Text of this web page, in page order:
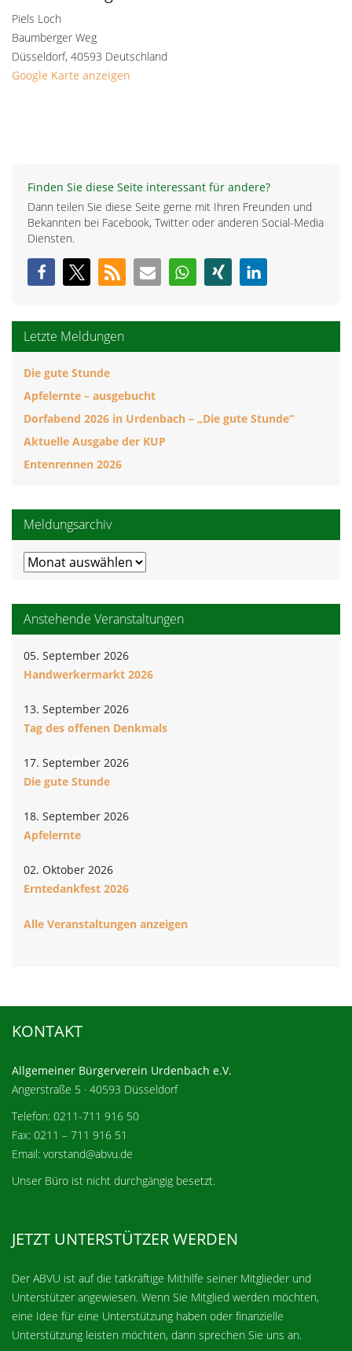
Piels Loch
Baumberger Weg
Düsseldorf, 40593 Deutschland
Google Karte anzeigen
Finden Sie diese Seite interessant für andere?
Dann teilen Sie diese Seite gerne mit Ihren Freunden und
Bekannten bei Facebook, Twitter oder anderen Social-Media
Diensten.
Letzte Meldungen
Die gute Stunde
Apfelernte – ausgebucht
Dorfabend 2026 in Urdenbach – „Die gute Stunde“
Aktuelle Ausgabe der KUP
Entenrennen 2026
Meldungsarchiv
Meldungsarchiv
Anstehende Veranstaltungen
05. September 2026
Handwerkermarkt 2026
13. September 2026
Tag des offenen Denkmals
17. September 2026
Die gute Stunde
18. September 2026
Apfelernte
02. Oktober 2026
Erntedankfest 2026
Alle Veranstaltungen anzeigen
KONTAKT
Allgemeiner Bürgerverein Urdenbach e.V.
Angerstraße 5 · 40593 Düsseldorf
Telefon: 0211-711 916 50
Fax: 0211 – 711 916 51
Email: vorstand@abvu.de
Unser Büro ist nicht durchgängig besetzt.
JETZT UNTERSTÜTZER WERDEN
Der ABVU ist auf die tatkräftige Mithilfe seiner Mitglieder und
Unterstützer angewiesen. Wenn Sie Mitglied werden möchten,
eine Idee für eine Unterstützung haben oder finanzielle
Unterstützung leisten möchten, dann sprechen Sie uns an.